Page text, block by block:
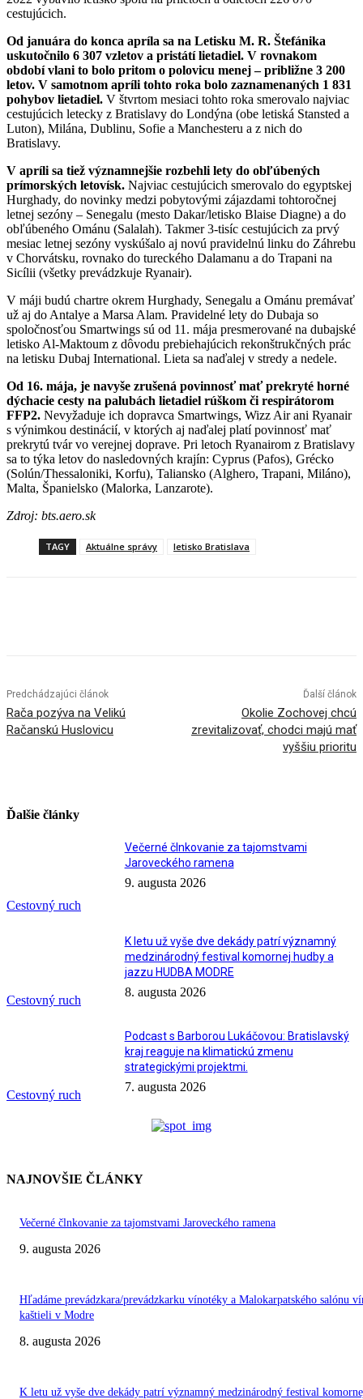
cestujúcich.
Od januára do konca apríla sa na Letisku M. R. Štefánika
uskutočnilo 6 307 vzletov a pristátí lietadiel. V rovnakom
období vlani to bolo pritom o polovicu menej – približne 3 200
letov. V samotnom apríli tohto roka bolo zaznamenaných 1 831
pohybov lietadiel. V štvrtom mesiaci tohto roka smerovalo najviac
cestujúcich letecky z Bratislavy do Londýna (obe letiská Stansted a
Luton), Milána, Dublinu, Sofie a Manchesteru a z nich do
Bratislavy.
V apríli sa tiež významnejšie rozbehli lety do obľúbených
prímorských letovísk. Najviac cestujúcich smerovalo do egyptskej
Hurghady, do novinky medzi pobytovými zájazdami tohtoročnej
letnej sezóny – Senegalu (mesto Dakar/letisko Blaise Diagne) a do
obľúbeného Ománu (Salalah). Takmer 3-tisíc cestujúcich za prvý
mesiac letnej sezóny vyskúšalo aj novú pravidelnú linku do Záhrebu
v Chorvátsku, rovnako do tureckého Dalamanu a do Trapani na
Sicílii (všetky prevádzkuje Ryanair).
V máji budú chartre okrem Hurghady, Senegalu a Ománu premávať
už aj do Antalye a Marsa Alam. Pravidelné lety do Dubaja so
spoločnosťou Smartwings sú od 11. mája presmerované na dubajské
letisko Al-Maktoum z dôvodu prebiehajúcich rekonštrukčných prác
na letisku Dubaj International. Lieta sa naďalej v stredy a nedele.
Od 16. mája, je navyše zrušená povinnosť mať prekryté horné
dýchacie cesty na palubách lietadiel rúškom či respirátorom
FFP2. Nevyžaduje ich dopravca Smartwings, Wizz Air ani Ryanair
s výnimkou destinácií, v ktorých aj naďalej platí povinnosť mať
prekrytú tvár vo verejnej doprave. Pri letoch Ryanairom z Bratislavy
sa to týka letov do nasledovných krajín: Cyprus (Pafos), Grécko
(Solún/Thessaloniki, Korfu), Taliansko (Alghero, Trapani, Miláno),
Malta, Španielsko (Malorka, Lanzarote).
Zdroj: bts.aero.sk
TAGY Aktuálne správy letisko Bratislava
Predchádzajúci článok
Rača pozýva na Velikú
Račanskú Huslovicu
Ďalší článok
Okolie Zochovej chcú
zrevitalizovať, chodci majú mať
vyššiu prioritu
Ďalšie články
Cestovný ruch
Večerné člnkovanie za tajomstvami
Jaroveckého ramena
9. augusta 2026
Cestovný ruch
K letu už vyše dve dekády patrí významný
medzinárodný festival komornej hudby a
jazzu HUDBA MODRE
8. augusta 2026
Cestovný ruch
Podcast s Barborou Lukáčovou: Bratislavský
kraj reaguje na klimatickú zmenu
strategickými projektmi.
7. augusta 2026
NAJNOVŠIE ČLÁNKY
Večerné člnkovanie za tajomstvami Jaroveckého ramena
9. augusta 2026
Hľadáme prevádzkara/prevádzkarku vínotéky a Malokarpatského salónu
kaštieli v Modre
8. augusta 2026
K letu už vyše dve dekády patrí významný medzinárodný festival